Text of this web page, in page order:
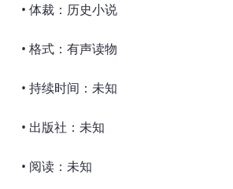
• 体裁：历史小说
• 格式：有声读物
• 持续时间：未知
• 出版社：未知
• 阅读：未知